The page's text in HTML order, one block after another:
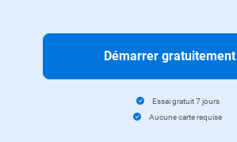
Démarrer gratuitement
Essai gratuit 7 jours
Aucune carte requise